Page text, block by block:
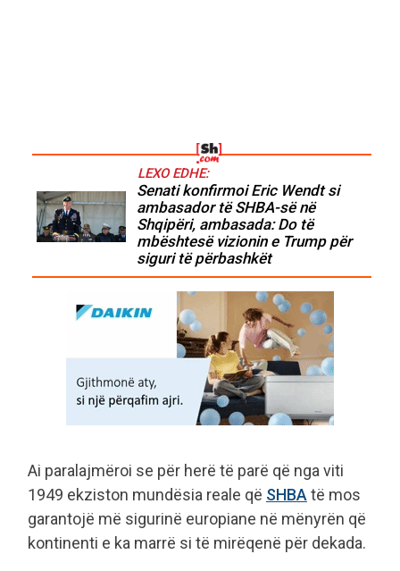
LEXO EDHE:
Senati konfirmoi Eric Wendt si
ambasador të SHBA-së në
Shqipëri, ambasada: Do të
mbështesë vizionin e Trump për
siguri të përbashkët
Ai paralajmëroi se për herë të parë që nga viti
1949 ekziston mundësia reale që SHBAtë mos
garantojë më sigurinë europiane në mënyrën që
kontinenti e ka marrë si të mirëqenë për dekada.